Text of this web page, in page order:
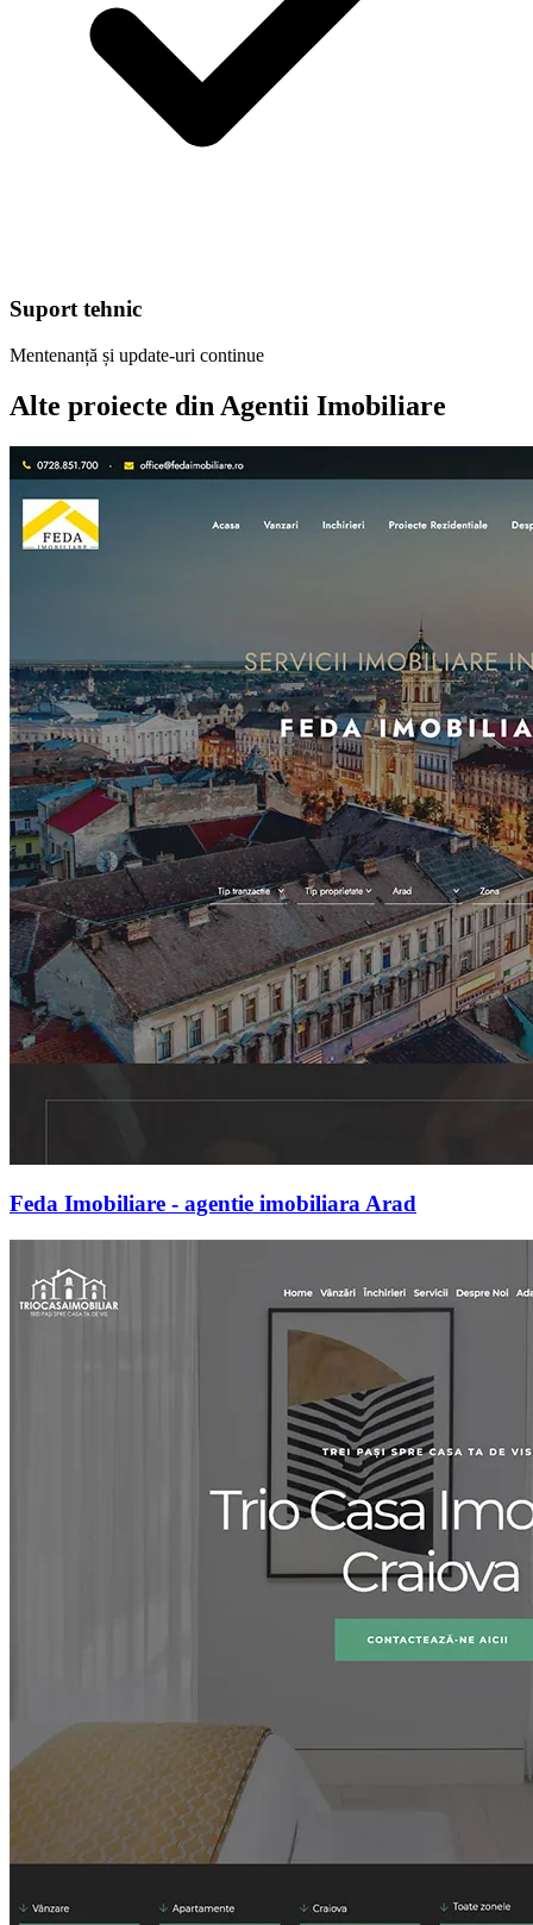
Suport tehnic
Mentenanță și update-uri continue
Alte proiecte din Agentii Imobiliare
Feda Imobiliare - agentie imobiliara Arad